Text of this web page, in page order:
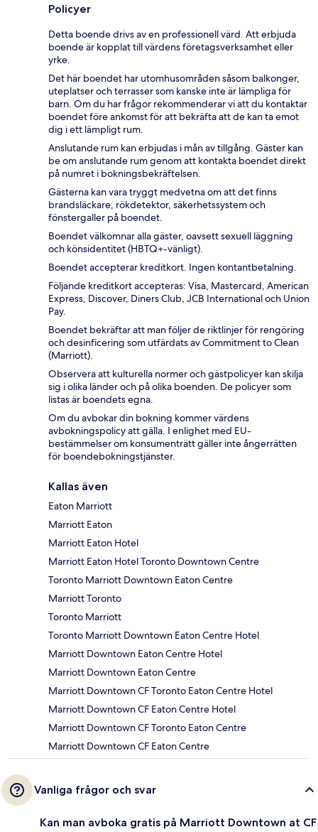
Policyer
Detta boende drivs av en professionell värd. Att erbjuda
boende är kopplat till värdens företagsverksamhet eller
yrke.
Det här boendet har utomhusområden såsom balkonger,
uteplatser och terrasser som kanske inte är lämpliga för
barn. Om du har frågor rekommenderar vi att du kontaktar
boendet före ankomst för att bekräfta att de kan ta emot
dig i ett lämpligt rum.
Anslutande rum kan erbjudas i mån av tillgång. Gäster kan
be om anslutande rum genom att kontakta boendet direkt
på numret i bokningsbekräftelsen.
Gästerna kan vara tryggt medvetna om att det finns
brandsläckare, rökdetektor, säkerhetssystem och
fönstergaller på boendet.
Boendet välkomnar alla gäster, oavsett sexuell läggning
och könsidentitet (HBTQ+-vänligt).
Boendet accepterar kreditkort. Ingen kontantbetalning.
Följande kreditkort accepteras: Visa, Mastercard, American
Express, Discover, Diners Club, JCB International och Union
Pay.
Boendet bekräftar att man följer de riktlinjer för rengöring
och desinficering som utfärdats av Commitment to Clean
(Marriott).
Observera att kulturella normer och gästpolicyer kan skilja
sig i olika länder och på olika boenden. De policyer som
listas är boendets egna.
Om du avbokar din bokning kommer värdens
avbokningspolicy att gälla. I enlighet med EU-
bestämmelser om konsumenträtt gäller inte ångerrätten
för boendebokningstjänster.
Kallas även
Eaton Marriott
Marriott Eaton
Marriott Eaton Hotel
Marriott Eaton Hotel Toronto Downtown Centre
Toronto Marriott Downtown Eaton Centre
Marriott Toronto
Toronto Marriott
Toronto Marriott Downtown Eaton Centre Hotel
Marriott Downtown Eaton Centre Hotel
Marriott Downtown Eaton Centre
Marriott Downtown CF Toronto Eaton Centre Hotel
Marriott Downtown CF Eaton Centre Hotel
Marriott Downtown CF Toronto Eaton Centre
Marriott Downtown CF Eaton Centre
Vanliga frågor och svar
Kan man avboka gratis på Marriott Downtown at CF